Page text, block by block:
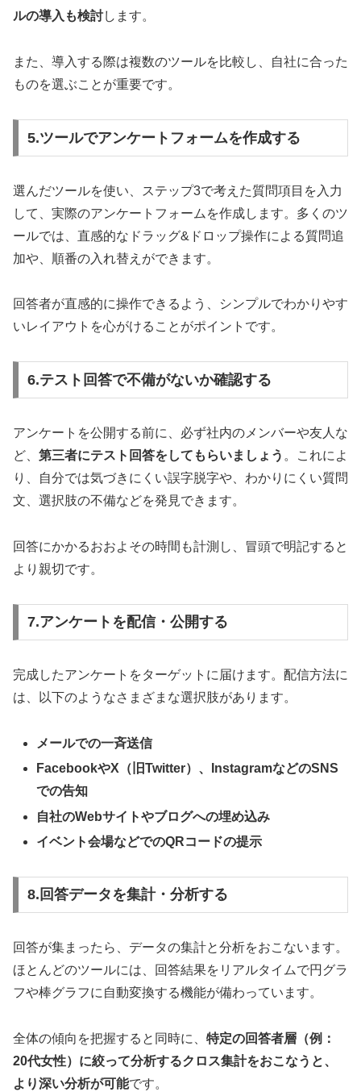
ルの導入も検討します。
また、導入する際は複数のツールを比較し、自社に合った
ものを選ぶことが重要です。
5.ツールでアンケートフォームを作成する
選んだツールを使い、ステップ3で考えた質問項目を入力
して、実際のアンケートフォームを作成します。多くのツ
ールでは、直感的なドラッグ&ドロップ操作による質問追
加や、順番の入れ替えができます。
回答者が直感的に操作できるよう、シンプルでわかりやす
いレイアウトを心がけることがポイントです。
6.テスト回答で不備がないか確認する
アンケートを公開する前に、必ず社内のメンバーや友人な
ど、 第三者にテスト回答をしてもらいましょう 。これによ
り、自分では気づきにくい誤字脱字や、わかりにくい質問
文、選択肢の不備などを発見できます。
回答にかかるおおよその時間も計測し、冒頭で明記すると
より親切です。
7.アンケートを配信・公開する
完成したアンケートをターゲットに届けます。配信方法に
は、以下のようなさまざまな選択肢があります。
メールでの一斉送信
FacebookやX（旧Twitter）、InstagramなどのSNS
での告知
自社のWebサイトやブログへの埋め込み
イベント会場などでのQRコードの提示
8.回答データを集計・分析する
回答が集まったら、データの集計と分析をおこないます。
ほとんどのツールには、回答結果をリアルタイムで円グラ
フや棒グラフに自動変換する機能が備わっています。
全体の傾向を把握すると同時に、 特定の回答者層（例：
20代女性）に絞って分析するクロス集計をおこなうと、
より深い分析が可能です。